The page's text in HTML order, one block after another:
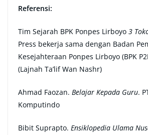
Referensi:
Tim Sejarah BPK Ponpes Lirboyo 3
Press bekerja sama dengan Badan
Kesejahteraan Ponpes Lirboyo (BPK
(Lajnah Ta’lif Wan Nashr)
Ahmad Faozan. Belajar Kepada Guru.
Komputindo
Bibit Suprapto. Ensiklopedia Ulama